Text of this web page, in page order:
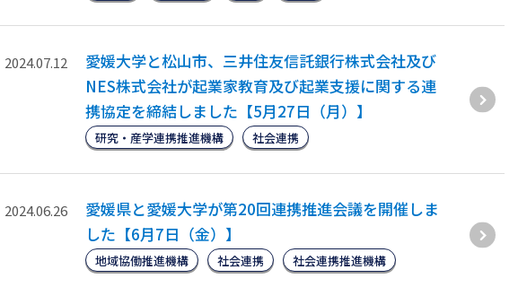
2024.07.12
愛媛大学と松山市、三井住友信託銀行株式会社及び
NES株式会社が起業家教育及び起業支援に関する連
携協定を締結しました【5月27日（月）】
研究・産学連携推進機構 社会連携
2024.06.26
愛媛県と愛媛大学が第20回連携推進会議を開催しま
した【6月7日（金）】
地域協働推進機構 社会連携 社会連携推進機構